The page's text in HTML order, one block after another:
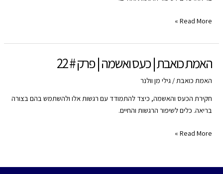
RSS FEED
EMBED
האמת
|
ואשמה
|
#
22
Read More »
האמת כואבת | כעס ואשמה | פרק # 22
האמת כואבת /גילי מן וולנר
חקירת הכעס והאשמה, כיצד להתמודד עם רגשות אלו ולהשתמש בהם בצורה
בריאה. כלים לשיפור הרגשות והחיים.
האמת
כעס
Read More »